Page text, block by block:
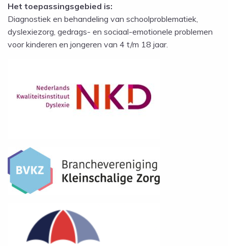
Het toepassingsgebied is:
Diagnostiek en behandeling van schoolproblematiek,
dyslexiezorg, gedrags- en sociaal-emotionele problemen
voor kinderen en jongeren van 4 t/m 18 jaar.